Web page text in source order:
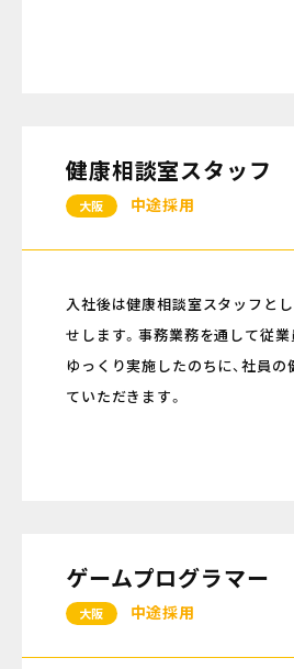
健康相談室スタッフ
大阪 中途採用
入社後は健康相談室スタッフと
せします。事務業務を通して従
ゆっくり実施したのちに、社員
ていただきます。
ゲームプログラマー
大阪 中途採用